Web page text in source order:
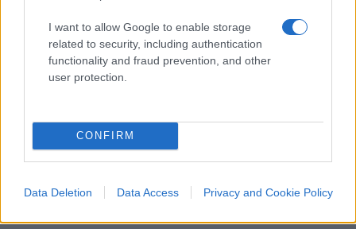
I want to allow Google to enable storage
related to security, including authentication
functionality and fraud prevention, and other
user protection.
CONFIRM
Data Deletion Data Access Privacy and Cookie Policy
silenzio. O quasi. Si può affermare che “vi
troveremo tutti” non è esattamente la frase che
vorremmo ascoltare in diretta tv, oppure
rischiamo di passare per putinisti?
80
Leggi i commenti